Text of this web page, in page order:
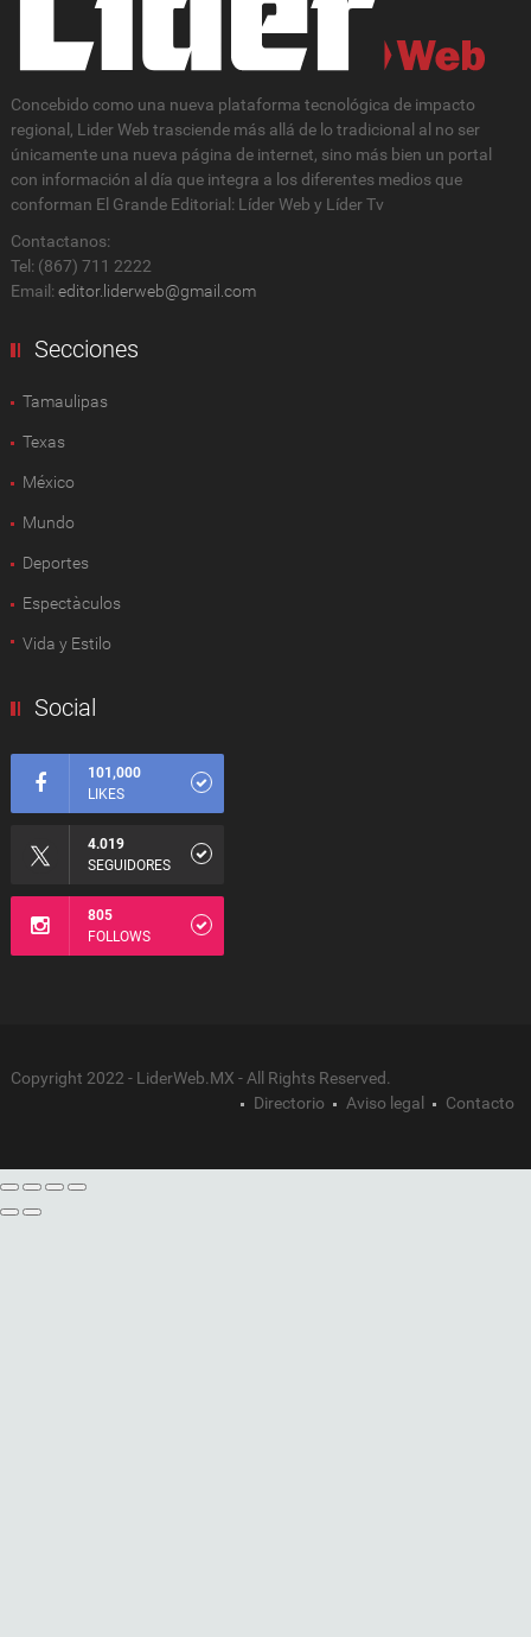
Concebido como una nueva plataforma tecnológica de impacto
regional, Lider Web trasciende más allá de lo tradicional al no ser
únicamente una nueva página de internet, sino más bien un portal
con información al día que integra a los diferentes medios que
conforman El Grande Editorial: Líder Web y Líder Tv
Contactanos:
Tel: (867) 711 2222
Email: editor.liderweb@gmail.com
Secciones
Tamaulipas
Texas
México
Mundo
Deportes
Espectàculos
Vida y Estilo
Social
101,000
LIKES
4.019
SEGUIDORES
805
FOLLOWS
Copyright 2022 - LiderWeb.MX - All Rights Reserved.
Directorio
Aviso legal Contacto